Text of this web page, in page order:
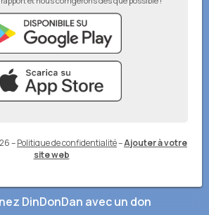
–Politique de confidentialité–Ajouter à votre
site web
DinDonDan avec un don